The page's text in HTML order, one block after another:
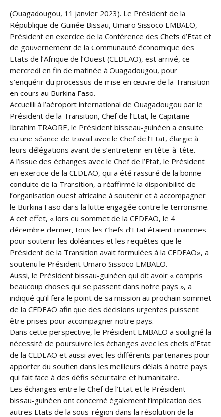
(Ouagadougou, 11 janvier 2023). Le Président de la
République de Guinée Bissau, Umaro Sissoco EMBALO,
Président en exercice de la Conférence des Chefs d’Etat et
de gouvernement de la Communauté économique des
Etats de l’Afrique de l’Ouest (CEDEAO), est arrivé, ce
mercredi en fin de matinée à Ouagadougou, pour
s’enquérir du processus de mise en œuvre de la Transition
en cours au Burkina Faso.
Accueilli à l’aéroport international de Ouagadougou par le
Président de la Transition, Chef de l’Etat, le Capitaine
Ibrahim TRAORE, le Président bisseau-guinéen a ensuite
eu une séance de travail avec le Chef de l’Etat, élargie à
leurs délégations avant de s’entretenir en tête-à-tête.
A l’issue des échanges avec le Chef de l’Etat, le Président
en exercice de la CEDEAO, qui a été rassuré de la bonne
conduite de la Transition, a réaffirmé la disponibilité de
l’organisation ouest africaine à soutenir et à accompagner
le Burkina Faso dans la lutte engagée contre le terrorisme.
A cet effet, « lors du sommet de la CEDEAO, le 4
décembre dernier, tous les Chefs d’Etat étaient unanimes
pour soutenir les doléances et les requêtes que le
Président de la Transition avait formulées à la CEDEAO», a
soutenu le Président Umaro Sissoco EMBALO.
Aussi, le Président bissau-guinéen qui dit avoir « compris
beaucoup choses qui se passent dans notre pays », a
indiqué qu’il fera le point de sa mission au prochain sommet
de la CEDEAO afin que des décisions urgentes puissent
être prises pour accompagner notre pays.
Dans cette perspective, le Président EMBALO a souligné la
nécessité de poursuivre les échanges avec les chefs d’Etat
de la CEDEAO et aussi avec les différents partenaires pour
apporter du soutien dans les meilleurs délais à notre pays
qui fait face à des défis sécuritaire et humanitaire.
Les échanges entre le Chef de l’Etat et le Président
bissau-guinéen ont concerné également l’implication des
autres Etats de la sous-région dans la résolution de la